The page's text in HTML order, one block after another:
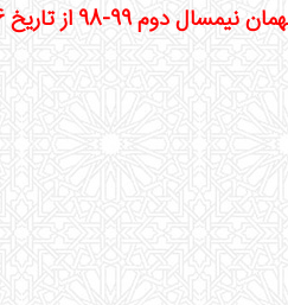
98/11/26 لغایت 98/12/01 است.